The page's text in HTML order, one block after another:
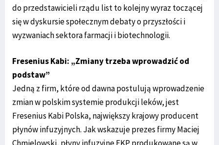
do przedstawicieli rządu list to kolejny wyraz toczącej
się w dyskursie społecznym debaty o przyszłości i
wyzwaniach sektora farmacji i biotechnologii.
Fresenius Kabi: „Zmiany trzeba wprowadzić od
podstaw”
Jedną z firm, które od dawna postulują wprowadzenie
zmian w polskim systemie produkcji leków, jest
Fresenius Kabi Polska, największy krajowy producent
płynów infuzyjnych. Jak wskazuje prezes firmy Maciej
Chmielowski, płyny infuzyjne FKP produkowane są w